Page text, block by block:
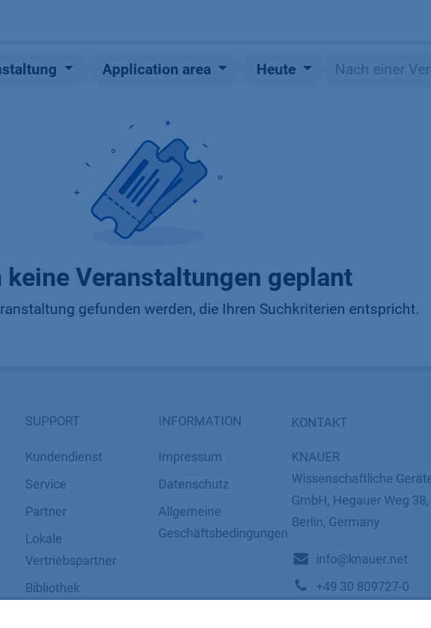
Application area Heute
keine Veranstaltungen geplant
gefunden werden, die Ihren Suchkriterien entspricht.
SUPPORT
Kundendienst
Service
Partner
Lokale
Vertriebspartner
Bibliothek
INFORMATION
Impressum
Datenschutz
​​​​​​​​​​​​​​​​​Allgemeine
Geschäftsbedingungen
KONTAKT
KNAUER
Wissenschaftliche
GmbH, Hegauer Weg
Berlin, Germany
​​​​​​​​​​​​​​i​n​f​o​@​k​n​a​u​e​r​.​n​e​t
+49 30 809727-0